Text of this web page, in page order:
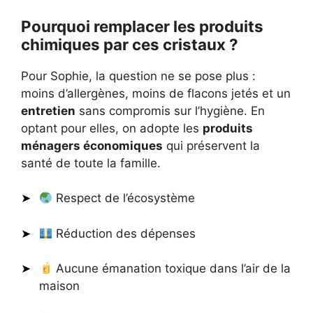
Pourquoi remplacer les produits
chimiques par ces cristaux ?
Pour Sophie, la question ne se pose plus :
moins d’allergènes, moins de flacons jetés et un
entretien sans compromis sur l’hygiène. En
optant pour elles, on adopte les produits
ménagers économiques qui préservent la
santé de toute la famille.
Respect de l’écosystème
Réduction des dépenses
Aucune émanation toxique dans l’air de la
maison